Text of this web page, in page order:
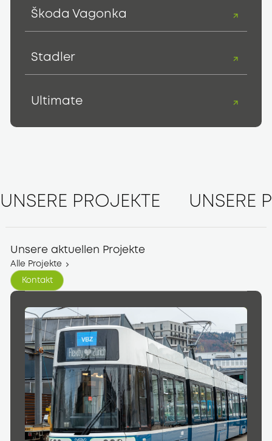
Škoda Vagonka
Stadler
Ultimate
UNSERE PROJEKTE UNSERE
Unsere aktuellen Projekte
Alle Projekte
Kontakt
Kontakt